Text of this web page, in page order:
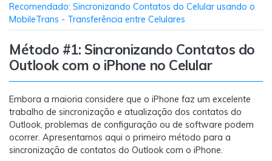
MobileTrans App
WhatsApp e arquivos entre dispositivos.
WeLastseen
O WeLastseen mantém seu WhatsApp conectado
e informado.
Recomendado: Sincronizando Contatos do Celular usando o
MobileTrans - Transferência entre Celulares
Método #1: Sincronizando Contatos do
Outlook com o iPhone no Celular
Embora a maioria considere que o iPhone faz um excelente
trabalho de sincronização e atualização dos contatos do
Outlook, problemas de configuração ou de software podem
ocorrer. Apresentamos aqui o primeiro método para a
sincronização de contatos do Outlook com o iPhone.